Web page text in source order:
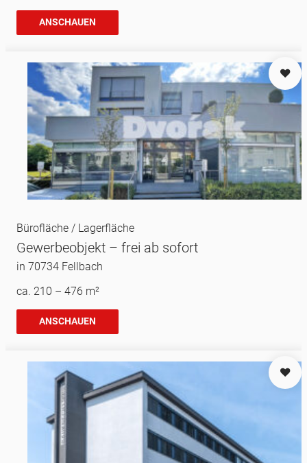
ANSCHAUEN
Bürofläche / Lagerfläche
Gewerbeobjekt – frei ab sofort
in 70734 Fellbach
ca. 210 – 476 m²
ANSCHAUEN